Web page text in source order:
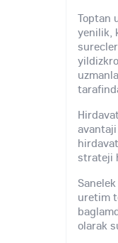
Toptan
yenilik,
strateji
uretim
olarak